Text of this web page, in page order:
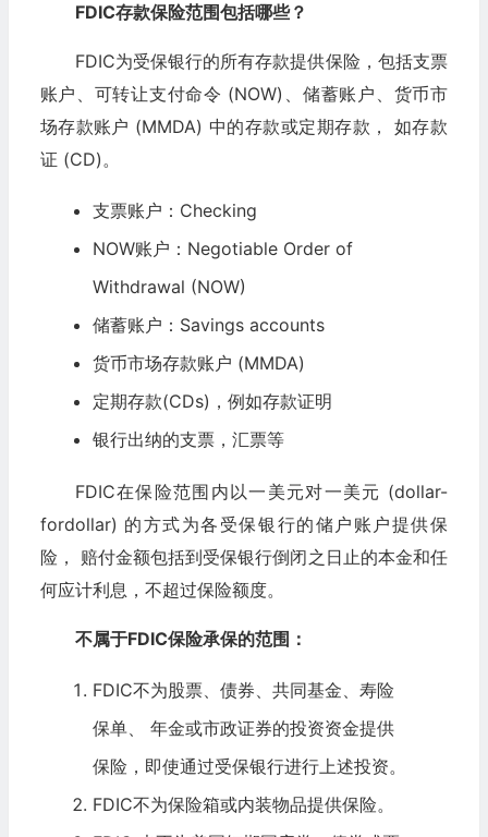
FDIC存款保险范围包括哪些？
FDIC为受保银行的所有存款提供保险，包括支票
账户、可转让支付命令 (NOW)、储蓄账户、货币市
场存款账户 (MMDA) 中的存款或定期存款， 如存款
证 (CD)。
支票账户：Checking
NOW账户：Negotiable Order of
Withdrawal (NOW)
储蓄账户：Savings accounts
货币市场存款账户 (MMDA)
定期存款(CDs)，例如存款证明
银行出纳的支票，汇票等
FDIC在保险范围内以一美元对一美元 (dollar-
fordollar) 的方式为各受保银行的储户账户提供保
险， 赔付金额包括到受保银行倒闭之日止的本金和任
何应计利息，不超过保险额度。
不属于FDIC保险承保的范围：
FDIC不为股票、 债券、共同基金、寿险
保单、 年金或市政证券的投资资金提供
保险，即使通过受保银行进行上述投资。
FDIC不为保险箱或内装物品提供保险。